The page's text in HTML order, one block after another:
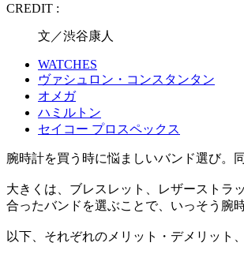
CREDIT :
文／渋谷康人
WATCHES
ヴァシュロン・コンスタンタン
オメガ
ハミルトン
セイコー プロスペックス
腕時計を買う時に悩ましいバンド選び。
大きくは、ブレスレット、レザーストラ
合ったバンドを選ぶことで、いっそう腕
以下、それぞれのメリット・デメリット